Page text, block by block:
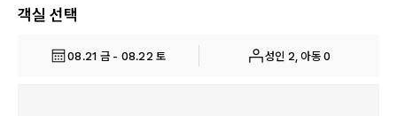
객실 선택
08.21 금 - 08.22 토 성인 2, 아동 0